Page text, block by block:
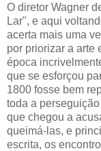
O diretor Wagner
Lar", e aqui
acerta mais uma
por priorizar a arte
época
que se esforçou
1800 fosse bem
toda a
que chegou a
queimá-las, e
escrita, os